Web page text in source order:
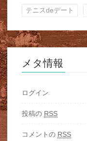
テニスdeデート
メタ情報
ログイン
投稿の RSS
コメントの RSS